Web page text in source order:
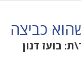
כביצה
בועז דנון